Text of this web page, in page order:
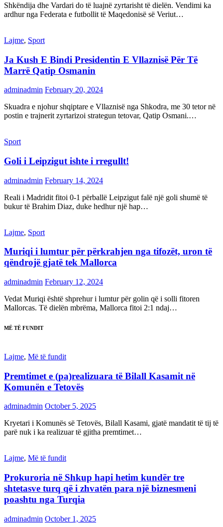
Shkëndija dhe Vardari do të luajnë zyrtarisht të dielën. Vendimi ka
ardhur nga Federata e futbollit të Maqedonisë së Veriut…
Lajme, Sport
Ja Kush E Bindi Presidentin E Vllaznisë Për Të
Marrë Qatip Osmanin
adminadmin February 20, 2024
Skuadra e njohur shqiptare e Vllaznisë nga Shkodra, me 30 tetor në
postin e trajnerit zyrtarizoi strategun tetovar, Qatip Osmani.…
Sport
Goli i Leipzigut ishte i rregullt!
adminadmin February 14, 2024
Reali i Madridit fitoi 0-1 përballë Leipzigut falë një goli shumë të
bukur të Brahim Diaz, duke hedhur një hap…
Lajme, Sport
Muriqi i lumtur për përkrahjen nga tifozët, uron të
qëndrojë gjatë tek Mallorca
adminadmin February 12, 2024
Vedat Muriqi është shprehur i lumtur për golin që i solli fitoren
Mallorcas. Të dielën mbrëma, Mallorca fitoi 2:1 ndaj…
MË TË FUNDIT
Lajme, Më të fundit
Premtimet e (pa)realizuara të Bilall Kasamit në
Komunën e Tetovës
adminadmin October 5, 2025
Kryetari i Komunës së Tetovës, Bilall Kasami, gjatë mandatit të tij të
parë nuk i ka realizuar të gjitha premtimet…
Lajme, Më të fundit
Prokuroria në Shkup hapi hetim kundër tre
shtetasve turq që i zhvatën para një biznesmeni
poashtu nga Turqia
adminadmin October 1, 2025